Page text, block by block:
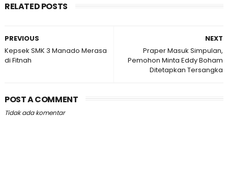
RELATED POSTS
NEXT
Praper Masuk Simpulan,
Pemohon Minta Eddy Boham
Ditetapkan Tersangka
PREVIOUS
Kepsek SMK 3 Manado Merasa
di Fitnah
POST A COMMENT
Tidak ada komentar